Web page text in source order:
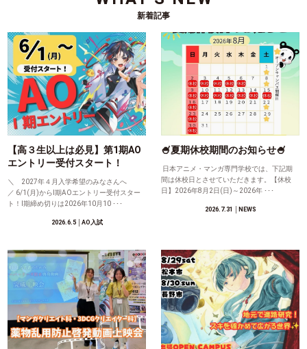
新着記事
【高３生以上は必見】第1期AO
エントリー受付スタート！
＼ 2027年４月入学希望のみなさんへ
／ 6/1(月)からⅠ期AOエントリー受付スター
ト！Ⅰ期締め切りは2026年10月10 ･･･
2026.6.5│AO入試
🍧夏期休校期間のお知らせ🍧
日本アニメ・マンガ専門学校では、下記期
間は休校日とさせていただきます。【休校
日】2026年8月2日(日)～2026年 ･･･
2026.7.31 │NEWS